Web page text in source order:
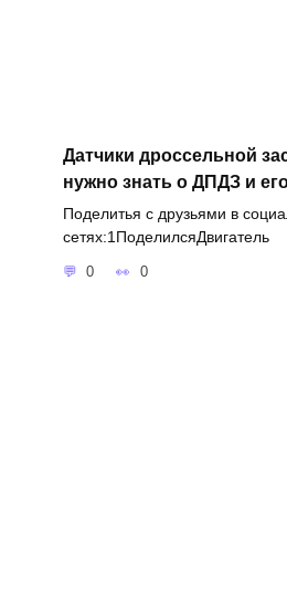
Датчики дроссельной
нужно знать о ДПДЗ и
Поделитья с друзьями в
сетях:1ПоделилсяДвигатель
0 0